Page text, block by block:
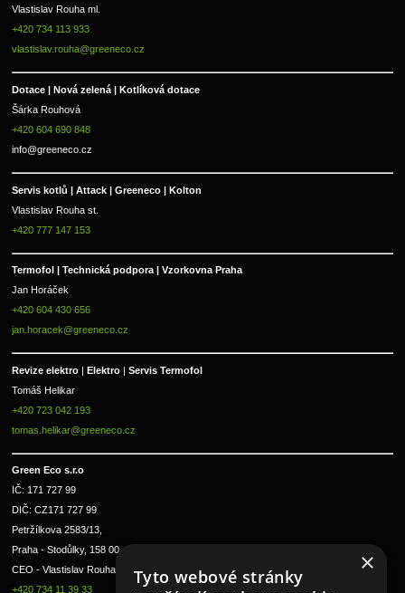
Vlastislav Rouha ml.
+420 734 113 933
vlastislav.rouha@greeneco.cz
Dotace | Nová zelená | Kotlíková dotace
Šárka Rouhová
+420 604 690 848
info@greeneco.cz
Servis kotlů | Attack | Greeneco | Kolton
Vlastislav Rouha st.
+420 777 147 153
Termofol | Technická podpora | Vzorkovna Praha
Jan Horáček
+420 604 430 656
jan.horacek@greeneco.cz
Revize elektro | Elektro | Servis Termofol
Tomáš Helikar
+420 723 042 193
tomas.helikar@greeneco.cz
Green Eco s.r.o
IČ: 171 727 99
DIČ: CZ171 727 99
Petržílkova 2583/13,
Praha - Stodůlky, 158 00
CEO - Vlastislav Rouha ml.
+420 734 11 39 33
×
Tyto webové stránky